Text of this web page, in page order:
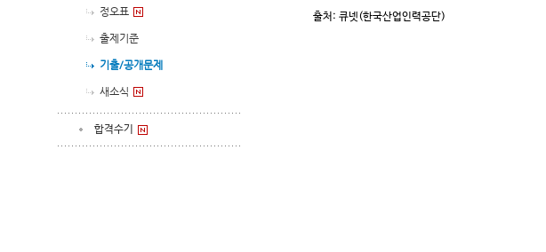
정오표
출제기준
기출/공개문제
새소식
합격수기
출처: 큐넷(한국산업인력공단)